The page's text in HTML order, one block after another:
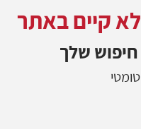
קיים באתר
שלך